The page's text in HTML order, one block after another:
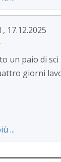
17.12.2025
un paio di
giorni
...